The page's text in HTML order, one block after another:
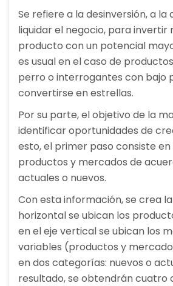
Se refiere a la desinversión, a la
liquidar el negocio, para invertir
producto con un potencial
es usual en el caso de
perro o interrogantes con bajo
convertirse en estrellas.
Por su parte, el objetivo de la
identificar oportunidades de
esto, el primer paso consiste
productos y mercados de
actuales o nuevos.
Con esta información, se crea
horizontal se ubican los
en el eje vertical se ubican los
variables (productos y
en dos categorías: nuevos o
resultado, se obtendrán cuatro